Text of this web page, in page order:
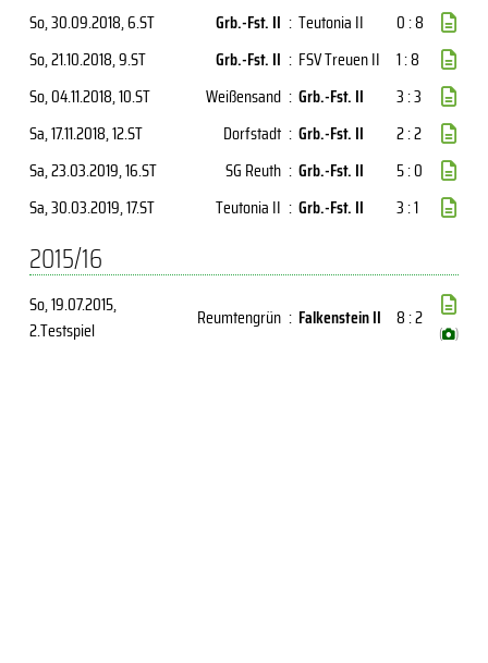
So, 30.09.2018, 6.ST Grb.-Fst. II : Teutonia II
0 : 8
So, 21.10.2018, 9.ST Grb.-Fst. II : FSV Treuen II
1 : 8
So, 04.11.2018, 10.ST Weißensand : Grb.-Fst. II
3 : 3
Sa, 17.11.2018, 12.ST Dorfstadt : Grb.-Fst. II
2 : 2
Sa, 23.03.2019, 16.ST SG Reuth : Grb.-Fst. II
5 : 0
Sa, 30.03.2019, 17.ST Teutonia II : Grb.-Fst. II 3 : 1
2015/16
So, 19.07.2015,
2.Testspiel
Reumtengrün : Falkenstein II 8 : 2
( )